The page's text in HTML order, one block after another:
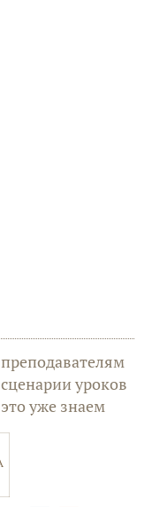
преподавателям
сценарии уроков
это уже знаем